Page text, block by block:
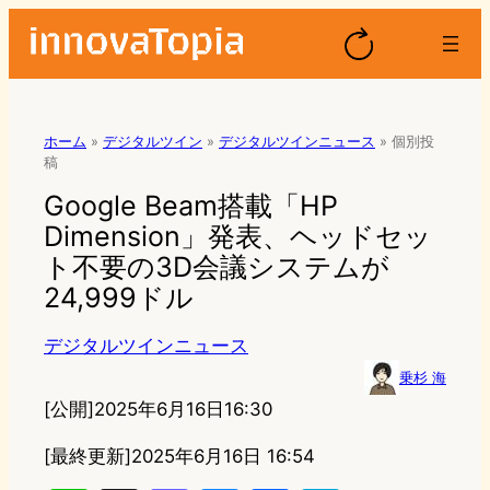
ホーム » デジタルツイン » デジタルツインニュース » 個別投
稿
Google Beam搭載「HP
Dimension」発表、ヘッドセッ
ト不要の3D会議システムが
24,999ドル
デジタルツインニュース
乗杉 海
[公開]2025年6月16日16:30
[最終更新]2025年6月16日 16:54